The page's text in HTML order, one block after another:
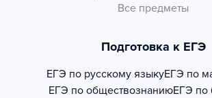
Все предметы
Подготовка к ЕГЭ
ЕГЭ по русскому языкуЕГЭ по
ЕГЭ по обществознаниюЕГЭ по